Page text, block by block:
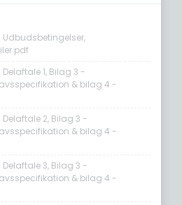
Udbudsbetingelser,
Delaftale 1, Bilag 3 -
& bilag 4 -
Delaftale 2, Bilag 3 -
& bilag 4 -
Delaftale 3, Bilag 3 -
& bilag 4 -